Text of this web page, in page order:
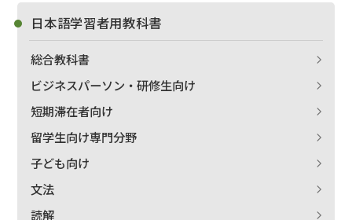
日本語学習者用教科書
総合教科書
ビジネスパーソン・研修生向け
短期滞在者向け
留学生向け専門分野
子ども向け
文法
読解